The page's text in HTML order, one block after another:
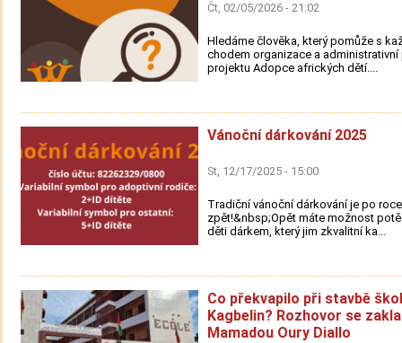
Čt, 02/05/2026 - 21:02
Hledáme člověka, který pomůže s
chodem organizace a
projektu Adopce afrických dětí....
Vánoční dárkování 2025
St, 12/17/2025 - 15:00
Tradiční vánoční dárkování je po roce
zpět!&nbsp;Opět máte možnost
děti dárkem, který jim zkvalitní ka...
Co překvapilo při stavbě
Kagbelin? Rozhovor se
Mamadou Oury Diallo